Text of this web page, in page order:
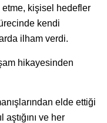
etme, kişisel hedefler
kendi
ilham verdi.
hikayesinden
elde ettiği
aştığını ve her